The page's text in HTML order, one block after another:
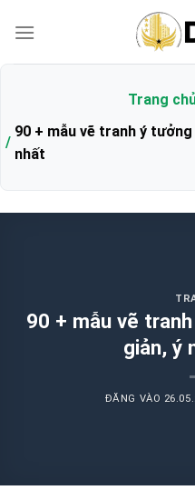
qua
Trang
90 + mẫu vẽ tranh ý
nhất
90 + mẫu vẽ
giản, ý
ĐĂNG VÀO